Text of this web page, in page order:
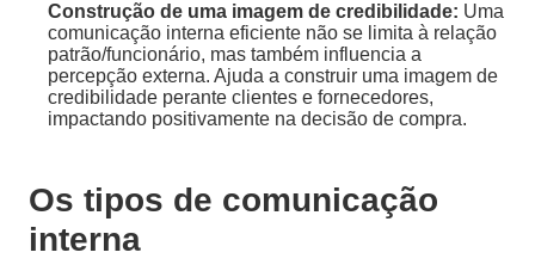
Construção de uma imagem de credibilidade: Uma
comunicação interna eficiente não se limita à relação
patrão/funcionário, mas também influencia a
percepção externa. Ajuda a construir uma imagem de
credibilidade perante clientes e fornecedores,
impactando positivamente na decisão de compra.
Os tipos de comunicação
interna